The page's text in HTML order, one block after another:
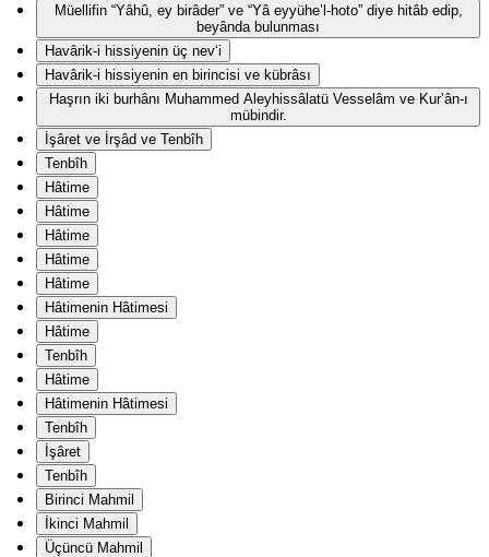
Müellifin “Yâhû, ey birâder” ve “Yâ eyyühe’l-hoto” diye hitâb edip,
beyânda bulunması
Havârik-i hissiyenin üç nev‘i
Havârik-i hissiyenin en birincisi ve kübrâsı
Haşrın iki burhânı Muhammed Aleyhissâlatü Vesselâm ve Kur’ân-ı
mübindir.
İşâret ve İrşâd ve Tenbîh
Tenbîh
Hâtime
Hâtime
Hâtime
Hâtime
Hâtime
Hâtimenin Hâtimesi
Hâtime
Tenbîh
Hâtime
Hâtimenin Hâtimesi
Tenbîh
İşâret
Tenbîh
Birinci Mahmil
İkinci Mahmil
Üçüncü Mahmil